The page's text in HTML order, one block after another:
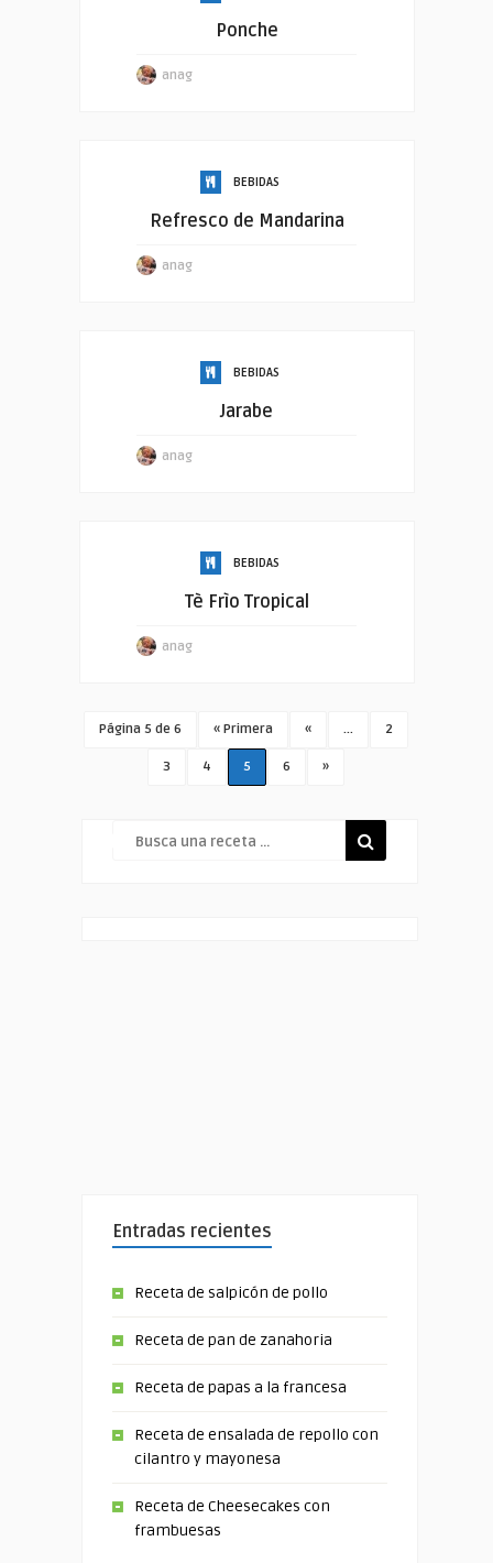
Ponche
anag
BEBIDAS
Refresco de Mandarina
anag
BEBIDAS
Jarabe
anag
BEBIDAS
Tè Frìo Tropical
anag
Página 5 de 6 « Primera « ... 2
3 4 5 6 »
Entradas recientes
Receta de salpicón de pollo
Receta de pan de zanahoria
Receta de papas a la francesa
Receta de ensalada de repollo con
cilantro y mayonesa
Receta de Cheesecakes con
frambuesas